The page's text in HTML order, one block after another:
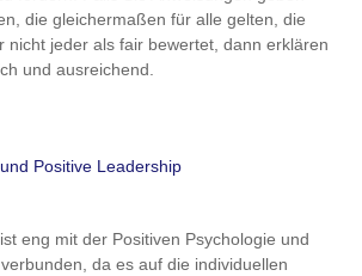
die gleichermaßen für alle gelten, die
nicht jeder als fair bewertet, dann erklären
und ausreichend.
Positive Leadership
eng mit der Positiven Psychologie und
da es auf die individuellen